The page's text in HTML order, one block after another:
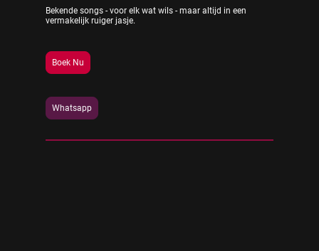
Bekende songs - voor elk wat wils - maar altijd in een
vermakelijk ruiger jasje.
Boek Nu
Whatsapp